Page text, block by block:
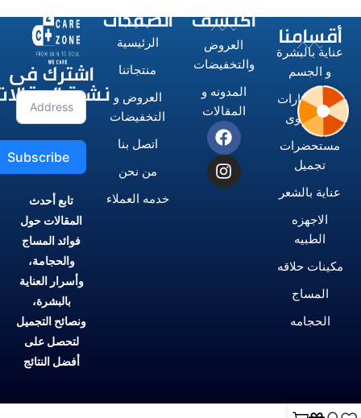
أقسامنا
عناية بالبشرة
و الجسم
الاستشوارات
و المكاوى
مستحضرات
تجميل
عناية بالشعر
الاجهزه
الطبيه
مكينات حلاقه
المساج
الحجامه
اكتشف
العروض
والتخفيضات
المدونه و
المقالات
الصفحات
الرئيسية
منتجاتنا
العروض و
التخفيضات
اتصل بنا
من نحن
خدمه العملاء
اشترك فى
نشرة
Subscribe
تابع أحدث
المقالات حول
فوائد المساج
والحجامة،
وأسرار العناية
بالبشرة،
ونصائح التجميل
لتحصل على
أفضل النتائج